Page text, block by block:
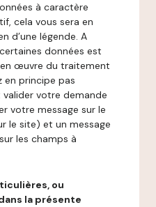
à caractère
cela vous sera en
d’une légende. A
données est
œuvre du traitement
en principe pas
votre demande
votre message sur le
le site) et un message
les champs à
ou
la présente